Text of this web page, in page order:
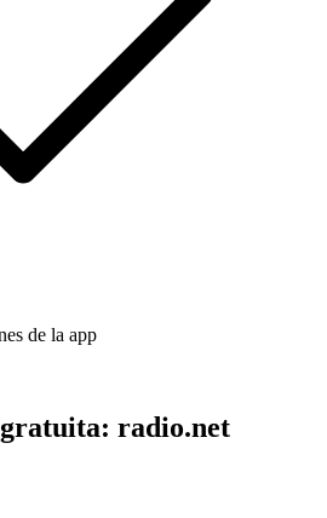
de la app
radio.net